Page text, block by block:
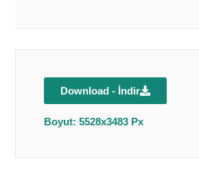
Download - İndir
Boyut: 5528x3483 Px